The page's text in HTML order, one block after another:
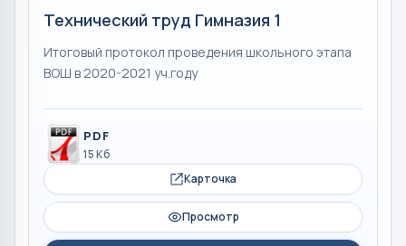
Технический труд Гимназия 1
Итоговый протокол проведения школьного этапа
ВОШ в 2020-2021 уч.году
PDF
15 Кб
Карточка
Просмотр